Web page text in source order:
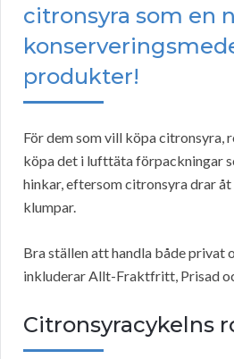
citronsyra som en
produkter!
För dem som vill köpa citronsyra,
köpa det i lufttäta förpackningar
hinkar, eftersom citronsyra drar
klumpar.
Bra ställen att handla både privat
inkluderar Allt-Fraktfritt, Prisad
Citronsyracykelns